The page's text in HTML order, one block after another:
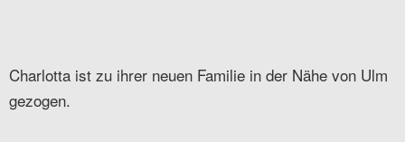
Charlotta ist zu ihrer neuen Familie in der Nähe von Ulm
gezogen.